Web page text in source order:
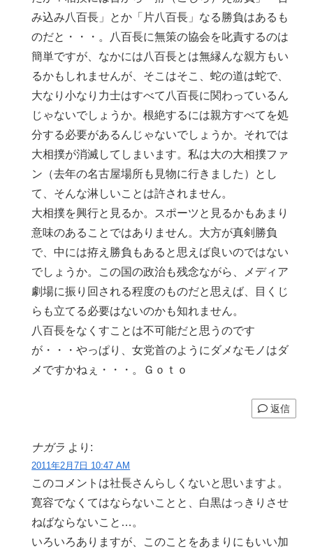
み込み八百長」とか「片八百長」なる勝負はあるも
のだと・・・。八百長に無策の協会を叱責するのは
簡単ですが、なかには八百長とは無縁んな親方もい
るかもしれませんが、そこはそこ、蛇の道は蛇で、
大なり小なり力士はすべて八百長に関わっているん
じゃないでしょうか。根絶するには親方すべてを処
分する必要があるんじゃないでしょうか。それでは
大相撲が消滅してしまいます。私は大の大相撲ファ
ン（去年の名古屋場所も見物に行きました）とし
て、そんな淋しいことは許されません。
大相撲を興行と見るか。スポーツと見るかもあまり
意味のあることではありません。大方が真剣勝負
で、中には拵え勝負もあると思えば良いのではない
でしょうか。この国の政治も残念ながら、メディア
劇場に振り回される程度のものだと思えば、目くじ
らも立てる必要はないのかも知れません。
八百長をなくすことは不可能だと思うのです
が・・・やっぱり、女党首のようにダメなモノはダ
メですかねぇ・・・。Ｇｏｔｏ
返信
ナガラ より:
2011年2月7日 10:47 AM
このコメントは社長さんらしくないと思いますよ。
寛容でなくてはならないことと、白黒はっきりさせ
ねばならないこと…。
いろいろありますが、このことをあまりにもいい加